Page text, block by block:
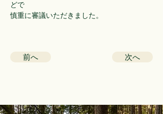
どで
慎重に審議いただきました。
前へ 次へ